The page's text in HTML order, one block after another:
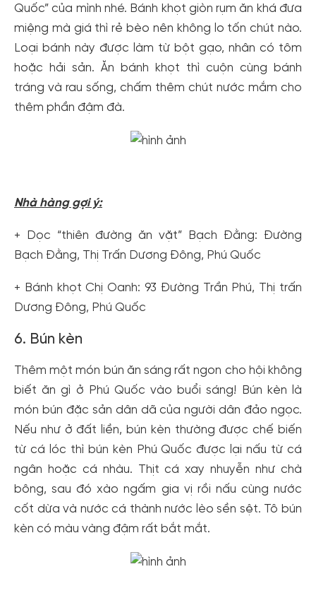
Quốc” của mình nhé. Bánh khọt giòn rụm ăn khá đưa
miệng mà giá thì rẻ bèo nên không lo tốn chút nào.
Loại bánh này được làm từ bột gạo, nhân có tôm
hoặc hải sản. Ăn bánh khọt thì cuộn cùng bánh
tráng và rau sống, chấm thêm chút nước mắm cho
thêm phần đậm đà.
Nhà hàng gợi ý:
+ Dọc “thiên đường ăn vặt” Bạch Đằng: Đường
Bạch Đằng, Thị Trấn Dương Đông, Phú Quốc
+ Bánh khọt Chị Oanh: 93 Đường Trần Phú, Thị trấn
Dương Đông, Phú Quốc
6. Bún kèn
Thêm một món bún ăn sáng rất ngon cho hội không
biết ăn gì ở Phú Quốc vào buổi sáng! Bún kèn là
món bún đặc sản dân dã của người dân đảo ngọc.
Nếu như ở đất liền, bún kèn thường được chế biến
từ cá lóc thì bún kèn Phú Quốc được lại nấu từ cá
ngân hoặc cá nhàu. Thịt cá xay nhuyễn như chà
bông, sau đó xào ngấm gia vị rồi nấu cùng nước
cốt dừa và nước cá thành nước lèo sền sệt. Tô bún
kèn có màu vàng đậm rất bắt mắt.